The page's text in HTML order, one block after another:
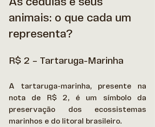
animais: o que cada um
representa?
R$ 2 – Tartaruga-Marinha
A tartaruga-marinha, presente na
nota de R$ 2, é um símbolo da
preservação dos ecossistemas
marinhos e do litoral brasileiro.